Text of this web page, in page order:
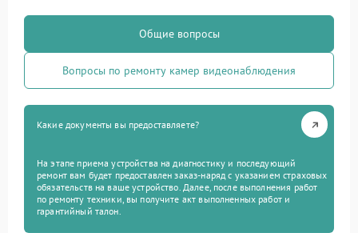
Общие вопросы
Вопросы по ремонту камер видеонаблюдения
Какие документы вы предоставляете?
На этапе приема устройства на диагностику и последующий
ремонт вам будет предоставлен заказ-наряд с указанием страховых
обязательств на ваше устройство. Далее, после выполнения работ
по ремонту техники, вы получите акт выполненных работ и
гарантийный талон.